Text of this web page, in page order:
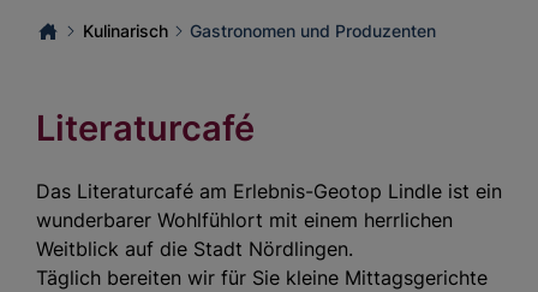
Gastronomen und Produzenten
Kulinarisch
Literaturcafé
Das Literaturcafé am Erlebnis-Geotop Lindle ist ein
wunderbarer Wohlfühlort mit einem herrlichen
Weitblick auf die Stadt Nördlingen.
Täglich bereiten wir für Sie kleine Mittagsgerichte